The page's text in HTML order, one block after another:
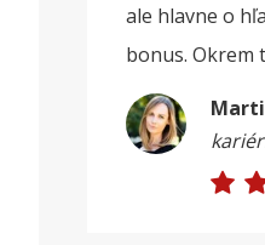
ale hlavne o
bonus. Okrem